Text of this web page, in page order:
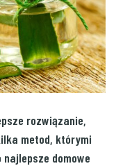
rozwiązanie,
metod, którymi
domowe